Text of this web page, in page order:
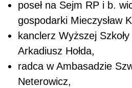
poseł na Sejm RP i b.
gospodarki Mieczysław
kanclerz Wyższej
Arkadiusz Hołda,
radca w Ambasadzie
Neterowicz,